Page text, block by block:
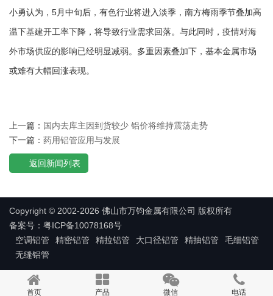
小勇认为，5月中旬后，有色行业将进入淡季，南方梅雨季节叠加高
温下基建开工率下降，将导致行业需求回落。与此同时，疫情对海
外市场供应的影响已经明显减弱。多重因素叠加下，基本金属市场
或难有大幅回涨表现。
上一篇： 国内去库主因到货较少 铝价将维持震荡走势
下一篇： 药用铝管应用与发展
返回新闻列表
Copyright © 2002-2026 佛山市万钧金属有限公司 版权所有
备案号：粤ICP备10078168号
空调铝管
精密铝管 精拉铝管 大口径铝管 精抽铝管
毛细铝管
无缝铝管
首页 产品 微信 电话